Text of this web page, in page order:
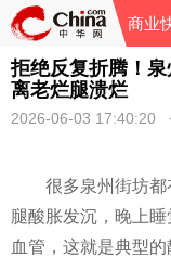
商业
拒绝反复折腾！
离老烂腿溃烂
2026-06-03 17:40:20
很多泉州街坊
腿酸胀发沉，晚上
血管，这就是典型